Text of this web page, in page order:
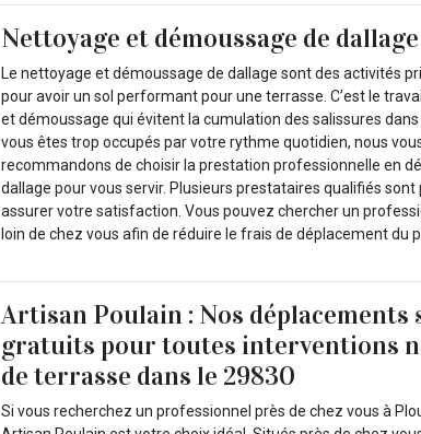
Nettoyage et démoussage de dallage
Le nettoyage et démoussage de dallage sont des activités
pour avoir un sol performant pour une terrasse. C’est le
et démoussage qui évitent la cumulation des salissures dans
vous êtes trop occupés par votre rythme quotidien, nous
recommandons de choisir la prestation professionnelle en
dallage pour vous servir. Plusieurs prestataires qualifiés sont
assurer votre satisfaction. Vous pouvez chercher un
loin de chez vous afin de réduire le frais de déplacement du
Artisan Poulain : Nos déplacements
gratuits pour toutes interventions
de terrasse dans le 29830
Si vous recherchez un professionnel près de chez vous à